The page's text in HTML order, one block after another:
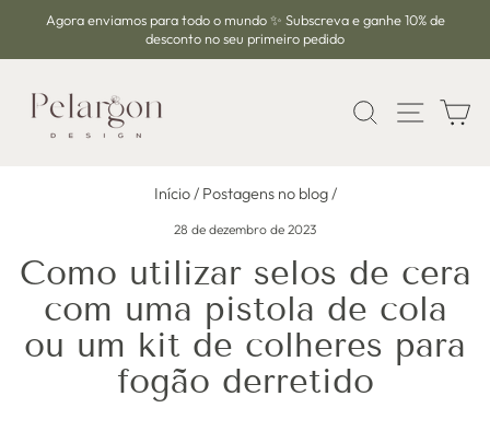
o
slideshow
Agora enviamos para todo o mundo ✨ Subscreva e ganhe 10% de
desconto no seu primeiro pedido
PESQUISAR
Início/ Postagens no blog/
28 de dezembro de 2023
Como utilizar selos de cera
com uma pistola de cola
ou um kit de colheres para
fogão derretido